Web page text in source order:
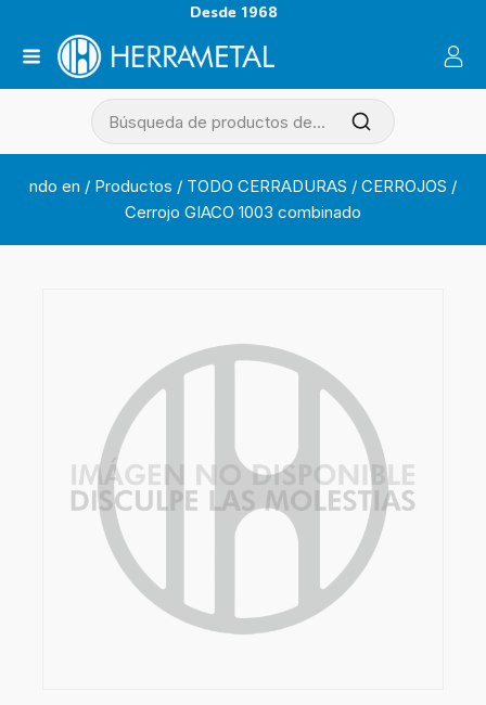
Desde 1968
ndo en / Productos / TODO CERRADURAS / CERROJOS /
Cerrojo GIACO 1003 combinado